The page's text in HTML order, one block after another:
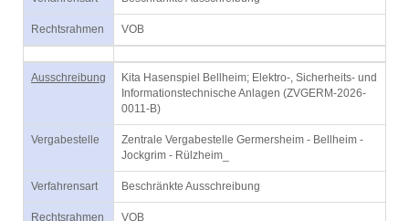
Rechtsrahmen VOB
Ausschreibung
Kita Hasenspiel Bellheim; Elektro-, Sicherheits- und
Informationstechnische Anlagen (ZVGERM-2026-
0011-B)
Vergabestelle
Zentrale Vergabestelle Germersheim - Bellheim -
Jockgrim - Rülzheim_
Verfahrensart Beschränkte Ausschreibung
Rechtsrahmen VOB